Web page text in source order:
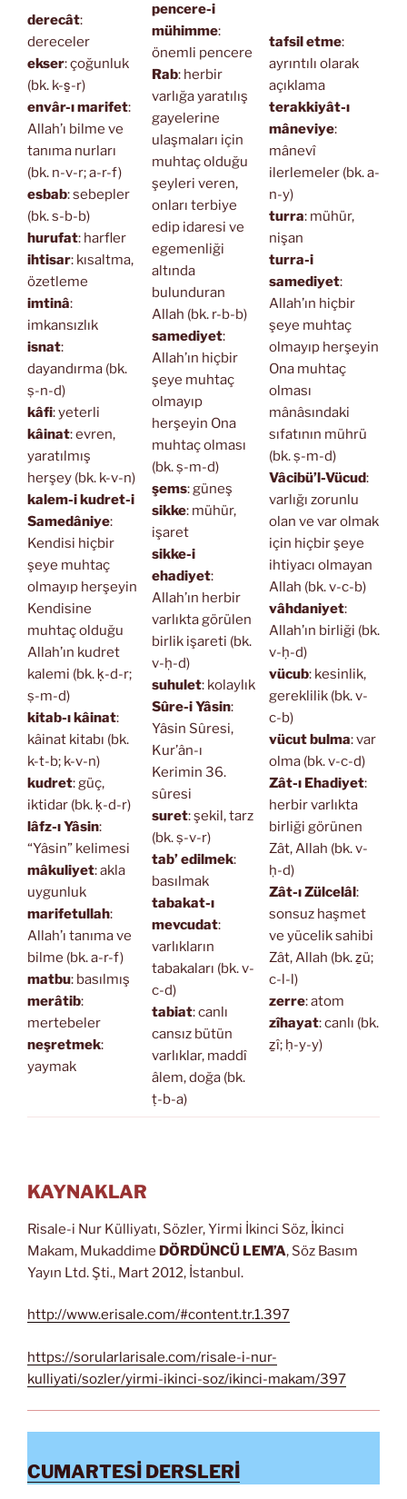
derecât:
dereceler
ekser: çoğunluk
(bk. k-s̱-r)
envâr-ı marifet:
Allah’ı bilme ve
tanıma nurları
(bk. n-v-r; a-r-f)
esbab: sebepler
(bk. s-b-b)
hurufat: harfler
ihtisar: kısaltma,
özetleme
imtinâ:
imkansızlık
isnat:
dayandırma (bk.
ṣ-n-d)
kâfi: yeterli
kâinat: evren,
yaratılmış
herşey (bk. k-v-n)
kalem-i kudret-i
Samedâniye:
Kendisi hiçbir
şeye muhtaç
olmayıp herşeyin
Kendisine
muhtaç olduğu
Allah’ın kudret
kalemi (bk. ḳ-d-r;
ṣ-m-d)
kitab-ı kâinat:
kâinat kitabı (bk.
k-t-b; k-v-n)
kudret: güç,
iktidar (bk. ḳ-d-r)
lâfz-ı Yâsin:
“Yâsin” kelimesi
mâkuliyet: akla
uygunluk
marifetullah:
Allah’ı tanıma ve
bilme (bk. a-r-f)
matbu: basılmış
merâtib:
mertebeler
neşretmek:
yaymak
pencere-i
mühimme:
önemli pencere
Rab: herbir
varlığa yaratılış
gayelerine
ulaşmaları için
muhtaç olduğu
şeyleri veren,
onları terbiye
edip idaresi ve
egemenliği
altında
bulunduran
Allah (bk. r-b-b)
samediyet:
Allah’ın hiçbir
şeye muhtaç
olmayıp
herşeyin Ona
muhtaç olması
(bk. ṣ-m-d)
şems: güneş
sikke: mühür,
işaret
sikke-i
ehadiyet:
Allah’ın herbir
varlıkta görülen
birlik işareti (bk.
v-ḥ-d)
suhulet: kolaylık
Sûre-i Yâsin:
Yâsin Sûresi,
Kur’ân-ı
Kerimin 36.
sûresi
suret: şekil, tarz
(bk. ṣ-v-r)
tab’ edilmek:
basılmak
tabakat-ı
mevcudat:
varlıkların
tabakaları (bk. v-
c-d)
tabiat: canlı
cansız bütün
varlıklar, maddî
âlem, doğa (bk.
ṭ-b-a)
tafsil etme:
ayrıntılı olarak
açıklama
terakkiyât-ı
mâneviye:
mânevî
ilerlemeler (bk. a-
n-y)
turra: mühür,
nişan
turra-i
samediyet:
Allah’ın hiçbir
şeye muhtaç
olmayıp herşeyin
Ona muhtaç
olması
mânâsındaki
sıfatının mührü
(bk. ṣ-m-d)
Vâcibü’l-Vücud:
varlığı zorunlu
olan ve var olmak
için hiçbir şeye
ihtiyacı olmayan
Allah (bk. v-c-b)
vâhdaniyet:
Allah’ın birliği (bk.
v-ḥ-d)
vücub: kesinlik,
gereklilik (bk. v-
c-b)
vücut bulma: var
olma (bk. v-c-d)
Zât-ı Ehadiyet:
herbir varlıkta
birliği görünen
Zât, Allah (bk. v-
ḥ-d)
Zât-ı Zülcelâl:
sonsuz haşmet
ve yücelik sahibi
Zât, Allah (bk. ẕü;
c-l-l)
zerre: atom
zîhayat: canlı (bk.
ẕî; ḥ-y-y)
KAYNAKLAR
Risale-i Nur Külliyatı, Sözler, Yirmi İkinci Söz, İkinci
Makam, Mukaddime DÖRDÜNCÜ LEM’A, Söz Basım
Yayın Ltd. Şti., Mart 2012, İstanbul.
http://www.erisale.com/#content.tr.1.397
https://sorularlarisale.com/risale-i-nur-
kulliyati/sozler/yirmi-ikinci-soz/ikinci-makam/397
CUMARTESİ DERSLERİ